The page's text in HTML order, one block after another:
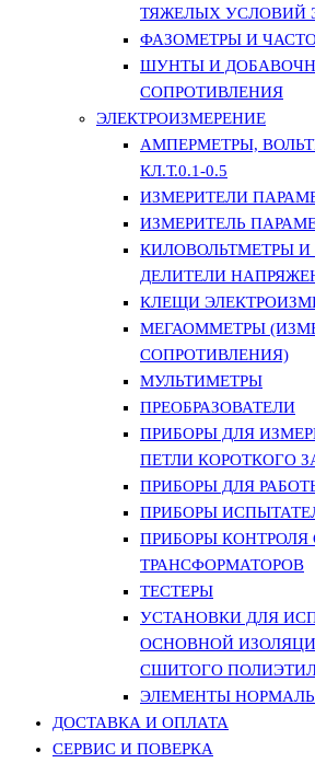
ТЯЖЕЛЫХ УСЛОВИЙ
ФАЗОМЕТРЫ И
ШУНТЫ И
СОПРОТИВЛЕНИЯ
ЭЛЕКТРОИЗМЕРЕНИЕ
АМПЕРМЕТРЫ,
КЛ.Т.0.1-0.5
ИЗМЕРИТЕЛИ
ИЗМЕРИТЕЛЬ
КИЛОВОЛЬТМЕТРЫ
ДЕЛИТЕЛИ
КЛЕЩИ
МЕГАОММЕТРЫ
СОПРОТИВЛЕНИЯ)
МУЛЬТИМЕТРЫ
ПРЕОБРАЗОВАТЕЛИ
ПРИБОРЫ ДЛЯ
ПЕТЛИ КОРОТКОГО
ПРИБОРЫ ДЛЯ
ПРИБОРЫ
ПРИБОРЫ
ТРАНСФОРМАТОРОВ
ТЕСТЕРЫ
УСТАНОВКИ ДЛЯ
ОСНОВНОЙ
СШИТОГО
ЭЛЕМЕНТЫ
ДОСТАВКА И ОПЛАТА
СЕРВИС И ПОВЕРКА